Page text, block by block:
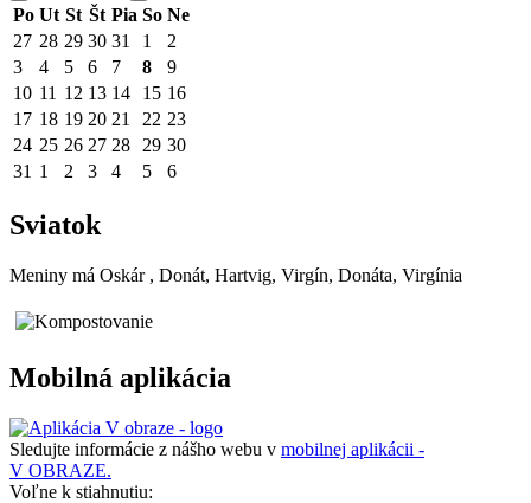
Po Ut St Št Pia So Ne
27 28 29 30 31 1
2
3
4 5 6 7 8
9
10 11 12 13 14 15 16
17 18 19 20 21 22 23
24 25 26 27 28 29 30
31 1 2 3 4 5 6
Sviatok
Meniny má Oskár , Donát, Hartvig, Virgín, Donáta, Virgínia
Mobilná aplikácia
Sledujte informácie z nášho webu v mobilnej aplikácii -
V OBRAZE.
Voľne k stiahnutiu: